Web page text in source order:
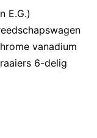
E.G.)
vanadium
6-delig